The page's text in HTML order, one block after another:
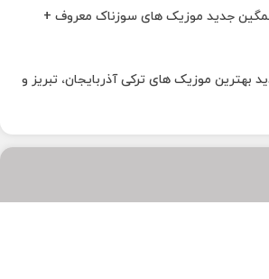
جدید موزیک های سوزناک معروف +
بهترین موزیک‌ های ترکی آذربایجان، تبریز و